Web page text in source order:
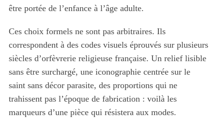
être portée de l’enfance à l’âge adulte.
Ces choix formels ne sont pas arbitraires. Ils
correspondent à des codes visuels éprouvés sur plusieurs
siècles d’orfèvrerie religieuse française. Un relief lisible
sans être surchargé, une iconographie centrée sur le
saint sans décor parasite, des proportions qui ne
trahissent pas l’époque de fabrication : voilà les
marqueurs d’une pièce qui résistera aux modes.